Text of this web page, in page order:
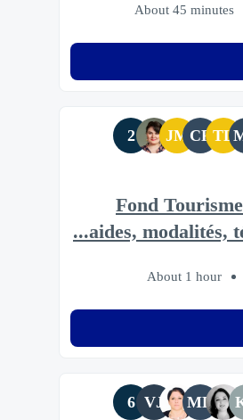
About 45 minutes
TL
CP
JM
2
Fond
aides, modalités,
About 1 hour
MR
VJ
6